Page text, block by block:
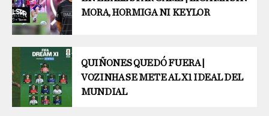
MORA, HORMIGA NI KEYLOR
QUIÑONES QUEDÓ FUERA |
VOZINHA SE METE AL X1 IDEAL DEL
MUNDIAL